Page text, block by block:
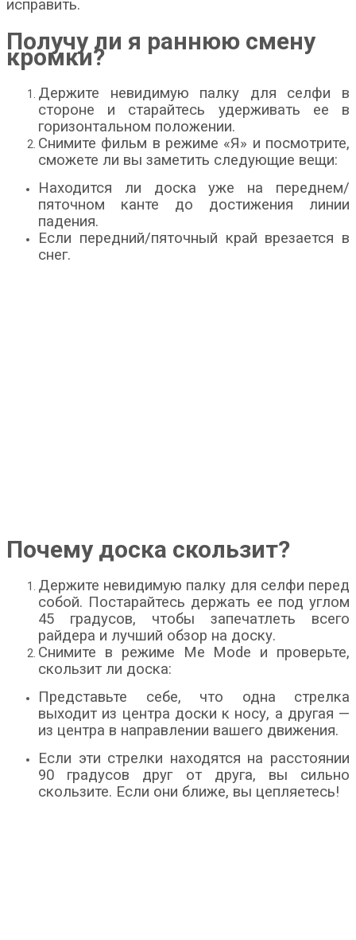
исправить.
Получу ли я раннюю смену
кромки?
Держите невидимую палку для селфи в
стороне и старайтесь удерживать ее в
горизонтальном положении.
Снимите фильм в режиме «Я» и посмотрите,
сможете ли вы заметить следующие вещи:
Находится ли доска уже на переднем/
пяточном канте до достижения линии
падения.
Если передний/пяточный край врезается в
снег.
Почему доска скользит?
Держите невидимую палку для селфи перед
собой. Постарайтесь держать ее под углом
45 градусов, чтобы запечатлеть всего
райдера и лучший обзор на доску.
Снимите в режиме Me Mode и проверьте,
скользит ли доска:
Представьте себе, что одна стрелка
выходит из центра доски к носу, а другая —
из центра в направлении вашего движения.
Если эти стрелки находятся на расстоянии
90 градусов друг от друга, вы сильно
скользите. Если они ближе, вы цепляетесь!